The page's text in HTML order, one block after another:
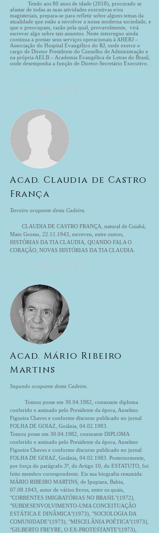
Tendo aos 80 anos de idade (2018), procurado se
afastar de todas as suas atividades executivas e/ou
magisteriais, prepara-se para refletir sobre alguns temas da
atualidade que estão a envolver a nossa moderna sociedade, e
que o preocupam, razão pela qual, provavelmente, virá
escrever algo sobre tais assuntos. Neste interregno ainda
continua a prestar seus serviços operacionais à AHERJ –
Associação do Hospital Evangélico do RJ, onde exerce o
cargo de Diretor Presidente do Conselho de Administração e
na própria AELB – Academia Evangélica de Letras do Brasil,
onde desempenha a função de Diretor-Secretário Executivo.
3º ocupante
Acad. Claudia de Castro
França
Terceiro ocupante desta Cadeira.
CLAUDIA DE CASTRO FRANÇA, natural de Cuiabá,
Mato Grosso, 22.11.1943 , escreveu, entre outros,
HISTÓRIAS DA TIA CLAUDIA, QUANDO FALA O
CORAÇÃO, NOVAS HISTÓRIAS DA TIA CLAUDIA.
2º ocupante
Acad. Mário Ribeiro
Martins
Segundo ocupante desta Cadeira.
Tomou posse em 30.04.1982 , consoante diploma
conferido e assinado pelo Presidente da época, Anselmo
Figueira Chaves e conforme discurso publicado no jornal
FOLHA DE GOIAZ, Goiânia, 04.02.1983
Tomou posse em 30.04.1982 , consoante DIPLOMA
conferido e assinado pelo Presidente da época, Anselmo
Figueira Chaves e conforme discurso publicado no jornal
FOLHA DE GOIAZ, Goiânia, 04.02.1983 . Posteriormente,
por força do parágrafo 3º, do Artigo 10, do ESTATUTO, foi
feito membro correspondente. Eis sua biografia resumida:
MÁRIO RIBEIRO MARTINS, de Ipupiara, Bahia,
07.08.1943 , autor de vários livros, entre os quais,
"CORRENTES IMIGRATÓRIAS NO BRASIL"(1972),
"SUBDESENVOLVIMENTO-UMA CONCEITUAÇÃO
ESTÁTICA E DINÂMICA"(1973), "SOCIOLOGIA DA
COMUNIDADE"(1973), "MISCELÂNIA POÉTICA"(1973),
"GILBERTO FREYRE, O EX-PROTESTANTE"(1973),